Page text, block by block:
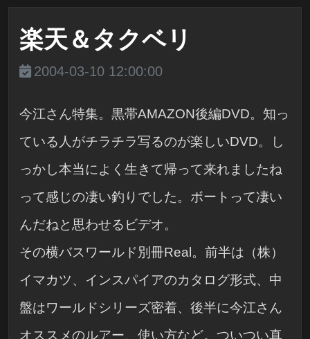
楽天＆タクベリ
2004-03-10 12:00:00
今江さん特集。黒帯AMAZON後編DVD。知っ
ている人がチラチラ写るのが楽しいDVD。し
っかし本当によく生きて帰って来れましたね
って感じの凄い釣りでした。ボートって凄い
んだねと思わせるビデオ。
その横バスワールド別冊Real。前半は（株）
イマカツ、インスパイアのカタログ形式、中
盤はワールドシリーズ密着、後半に今江さん
オススメのルアー、使い方など。ついつい真